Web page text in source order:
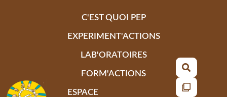
C'EST QUOI PEP
EXPERIMENT'ACTIONS
LAB'ORATOIRES
FORM'ACTIONS
ESPACE